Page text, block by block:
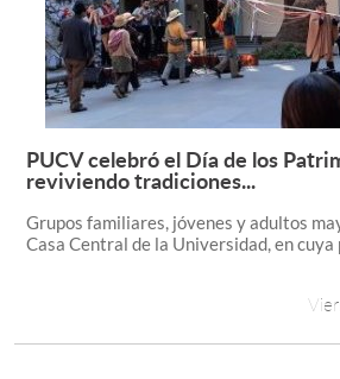
PUCV celebró el Día de los
reviviendo tradiciones...
Grupos familiares, jóvenes y adultos
Casa Central de la Universidad, en cuya